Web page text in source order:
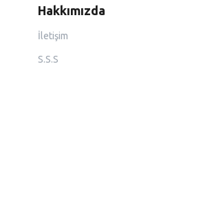
Hakkımızda
İletişim
S.S.S